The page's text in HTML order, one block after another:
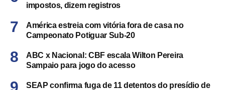
impostos, dizem registros
América estreia com vitória fora de casa no
Campeonato Potiguar Sub-20
ABC x Nacional: CBF escala Wilton Pereira
Sampaio para jogo do acesso
SEAP confirma fuga de 11 detentos do presídio de